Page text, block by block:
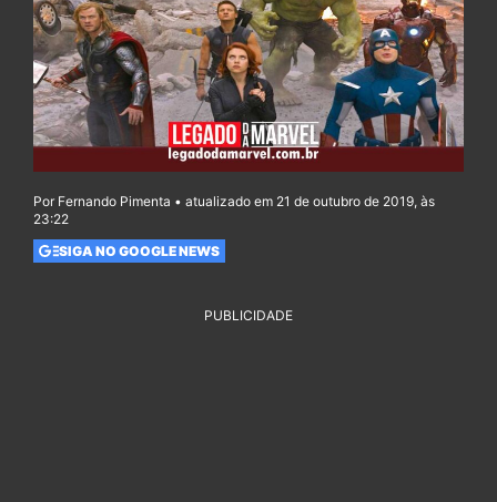
Por Fernando Pimenta • atualizado em 21 de outubro de 2019, às
23:22
SIGA NO GOOGLE NEWS
PUBLICIDADE